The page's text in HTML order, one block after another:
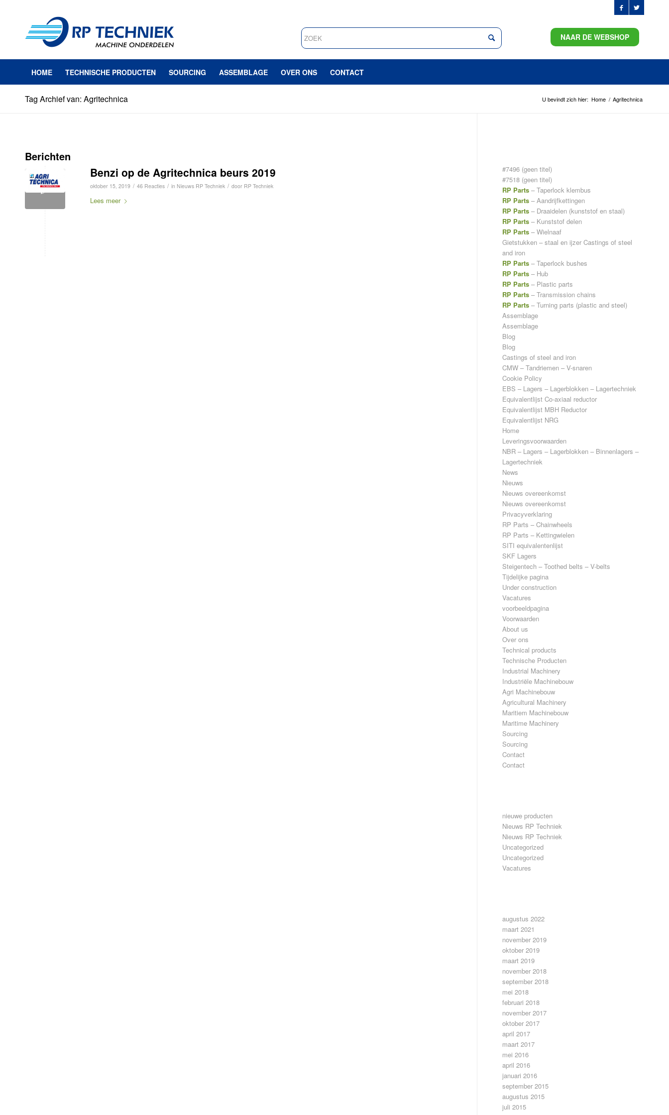
NAAR DE WEBSHOP
HOME TECHNISCHE PRODUCTEN SOURCING ASSEMBLAGE OVER ONS CONTACT
Tag Archief van: Agritechnica U bevindt zich hier: Home / Agritechnica
Berichten
Benzi op de Agritechnica beurs 2019
oktober 15, 2019 / 46 Reacties / in Nieuws RP Techniek / door RP Techniek
Lees meer
#7496 (geen titel)
#7518 (geen titel)
RP Parts– Taperlock klembus
RP Parts – Aandrijfkettingen
RP Parts – Draaidelen (kunststof en staal)
RP Parts – Kunststof delen
RP Parts – Wielnaaf
Gietstukken – staal en ijzer Castings of steel
and iron
RP Parts– Taperlock bushes
RP Parts – Hub
RP Parts – Plastic parts
RP Parts – Transmission chains
RP Parts – Turning parts (plastic and steel)
Assemblage
Assemblage
Blog
Blog
Castings of steel and iron
CMW – Tandriemen – V-snaren
Cookie Policy
EBS – Lagers – Lagerblokken – Lagertechniek
Equivalentlijst Co-axiaal reductor
Equivalentlijst MBH Reductor
Equivalentlijst NRG
Home
Leveringsvoorwaarden
NBR – Lagers – Lagerblokken – Binnenlagers –
Lagertechniek
News
Nieuws
Nieuws overeenkomst
Nieuws overeenkomst
Privacyverklaring
RP Parts – Chainwheels
RP Parts – Kettingwielen
SITI equivalentenlijst
SKF Lagers
Steigentech – Toothed belts – V-belts
Tijdelijke pagina
Under construction
Vacatures
voorbeeldpagina
Voorwaarden
About us
Over ons
Technical products
Technische Producten
Industrial Machinery
Industriële Machinebouw
Agri Machinebouw
Agricultural Machinery
Maritiem Machinebouw
Maritime Machinery
Sourcing
Sourcing
Contact
Contact
nieuwe producten
Nieuws RP Techniek
Nieuws RP Techniek
Uncategorized
Uncategorized
Vacatures
augustus 2022
maart 2021
november 2019
oktober 2019
maart 2019
november 2018
september 2018
mei 2018
februari 2018
november 2017
oktober 2017
april 2017
maart 2017
mei 2016
april 2016
januari 2016
september 2015
augustus 2015
juli 2015